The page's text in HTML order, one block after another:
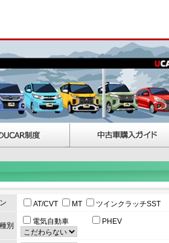
AT/CVT MT ツインクラッチSST
別 電気自動車 PHEV